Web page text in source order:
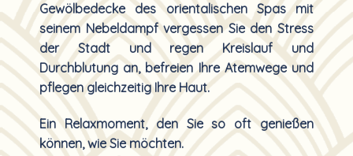
Gewölbedecke des orientalischen Spas mit
seinem Nebeldampf vergessen Sie den Stress
der Stadt und regen Kreislauf und
Durchblutung an, befreien Ihre Atemwege und
pflegen gleichzeitig Ihre Haut.
Ein Relaxmoment, den Sie so oft genießen
können, wie Sie möchten.